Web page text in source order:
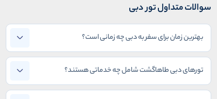
سوالات متداول تور دبی
بهترین زمان برای سفر به دبی چه زمانی است؟
تورهای دبی طاهاگشت شامل چه خدماتی هستند؟